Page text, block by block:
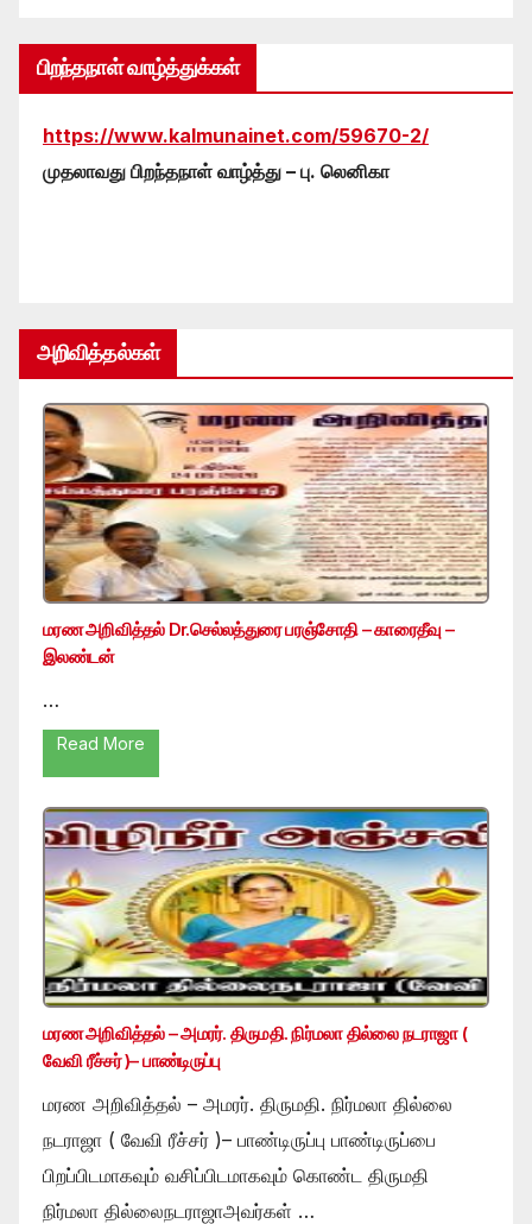
பிறந்தநாள் வாழ்த்துக்கள்
https://www.kalmunainet.com/59670-2/
முதலாவது பிறந்தநாள் வாழ்த்து – பு. லெனிகா
அறிவித்தல்கள்
மரண அறிவித்தல் Dr.செல்லத்துரை பரஞ்சோதி – காரைதீவு –
இலண்டன்
…
Read More
மரண அறிவித்தல் – அமரர். திருமதி. நிர்மலா தில்லை நடராஜா (
வேவி ரீச்சர் )– பாண்டிருப்பு
மரண அறிவித்தல் – அமரர். திருமதி. நிர்மலா தில்லை
நடராஜா ( வேவி ரீச்சர் )– பாண்டிருப்பு பாண்டிருப்பை
பிறப்பிடமாகவும் வசிப்பிடமாகவும் கொண்ட திருமதி
நிர்மலா தில்லைநடராஜாஅவர்கள் …